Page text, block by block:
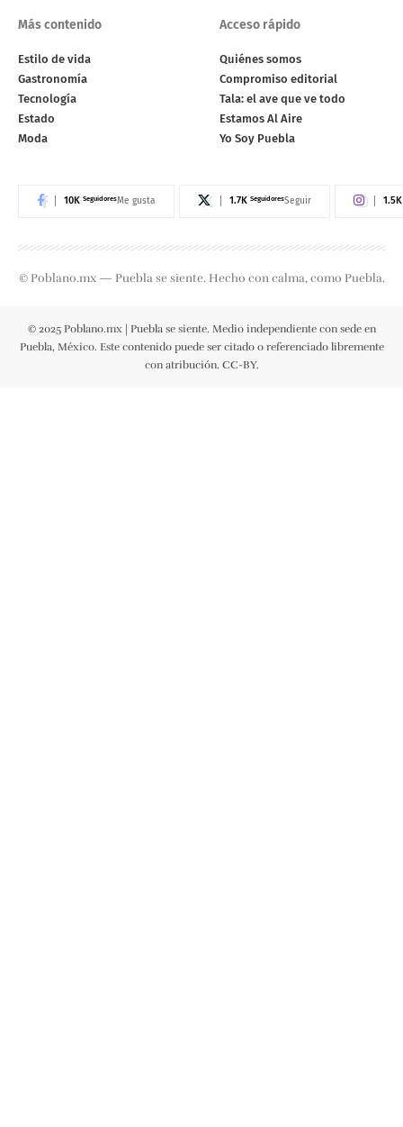
Más contenido
Estilo de vida
Gastronomía
Tecnología
Estado
Moda
Acceso rápido
Quiénes somos
Compromiso editorial
Tala: el ave que ve todo
Estamos Al Aire
Yo Soy Puebla
10K SeguidoresMe gusta 1.7K SeguidoresSeguir 1.5K
© Poblano.mx — Puebla se siente. Hecho con calma, como Puebla.
© 2025 Poblano.mx | Puebla se siente. Medio independiente con sede en
Puebla, México. Este contenido puede ser citado o referenciado libremente
con atribución. CC-BY.